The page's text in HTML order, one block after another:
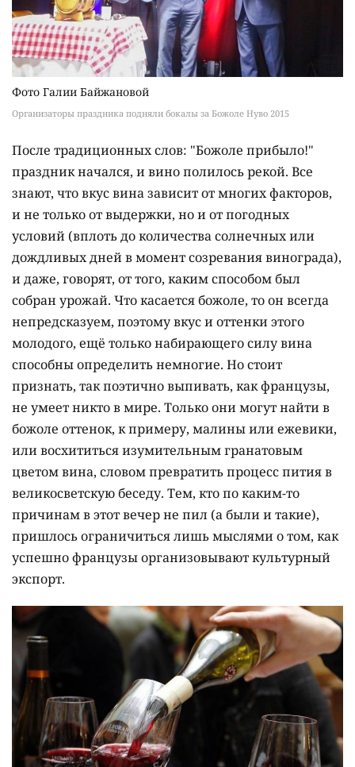
Организаторы праздника подняли бокалы за Божоле Нуво 2015
Фото Галии Байжановой
После традиционных слов: "Божоле прибыло!"
праздник начался, и вино полилось рекой. Все
знают, что вкус вина зависит от многих факторов,
и не только от выдержки, но и от погодных
условий (вплоть до количества солнечных или
дождливых дней в момент созревания винограда),
и даже, говорят, от того, каким способом был
собран урожай. Что касается божоле, то он всегда
непредсказуем, поэтому вкус и оттенки этого
молодого, ещё только набирающего силу вина
способны определить немногие. Но стоит
признать, так поэтично выпивать, как французы,
не умеет никто в мире. Только они могут найти в
божоле оттенок, к примеру, малины или ежевики,
или восхититься изумительным гранатовым
цветом вина, словом превратить процесс пития в
великосветскую беседу. Тем, кто по каким-то
причинам в этот вечер не пил (а были и такие),
пришлось ограничиться лишь мыслями о том, как
успешно французы организовывают культурный
экспорт.